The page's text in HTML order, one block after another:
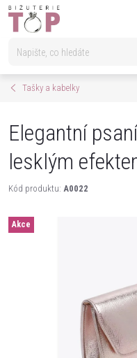
Přejít
Tašky a kabelky
Elegantní
lesklým
Kód produktu: A0022
Akce